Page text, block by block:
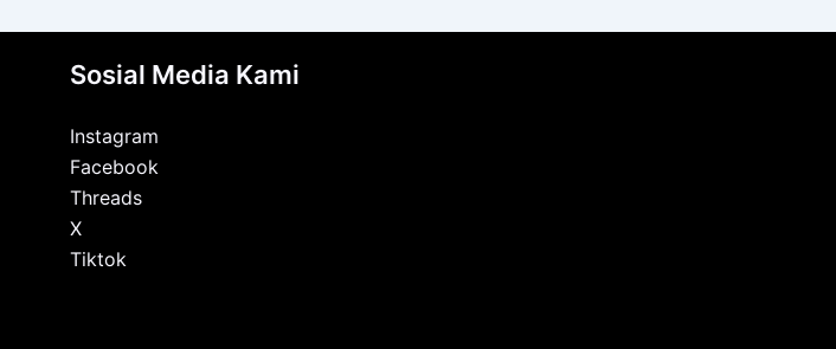
Sosial Media Kami
Instagram
Facebook
Threads
X
Tiktok